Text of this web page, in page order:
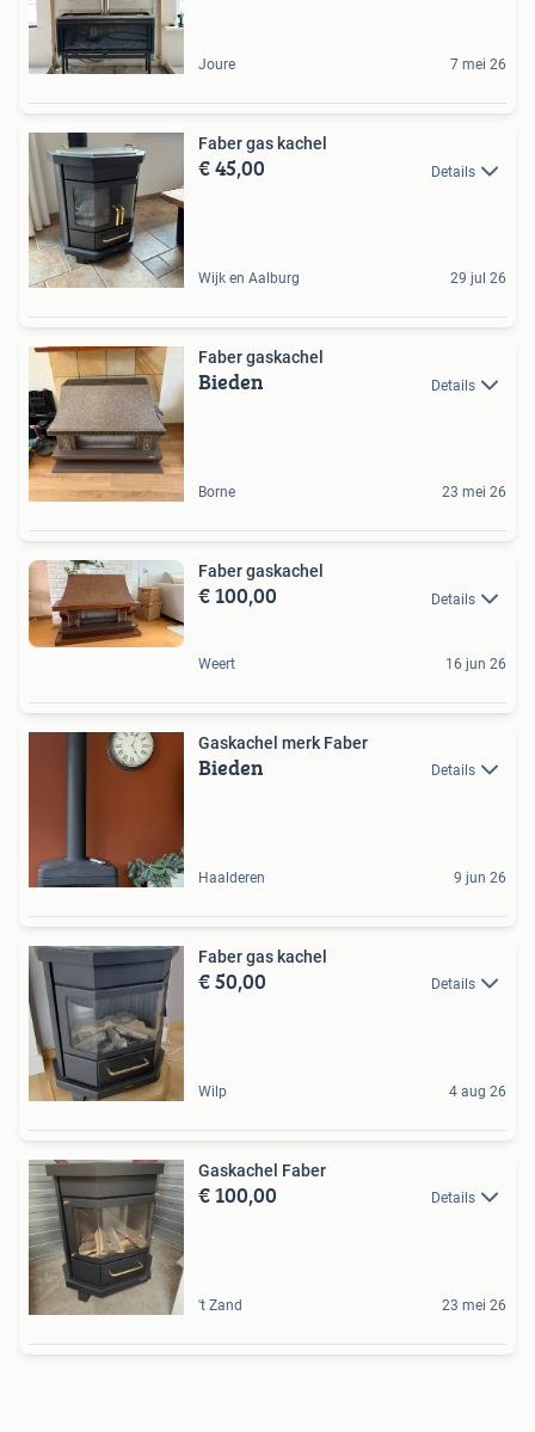
Joure 7 mei 26
Faber gas kachel
€ 45,00 Details
Wijk en Aalburg 29 jul 26
Faber gaskachel
Bieden Details
Borne 23 mei 26
Faber gaskachel
€ 100,00 Details
Weert 16 jun 26
Gaskachel merk Faber
Bieden Details
Haalderen 9 jun 26
Faber gas kachel
€ 50,00 Details
Wilp 4 aug 26
Gaskachel Faber
€ 100,00 Details
't Zand 23 mei 26